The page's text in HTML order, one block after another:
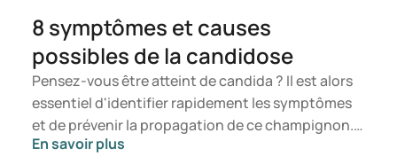
8 symptômes et causes
possibles de la candidose
Pensez-vous être atteint de candida ? Il est alors
essentiel d'identifier rapidement les symptômes
et de prévenir la propagation de ce champignon.
Dans cet article, vous apprendrez ce qu'est le
En savoir plus